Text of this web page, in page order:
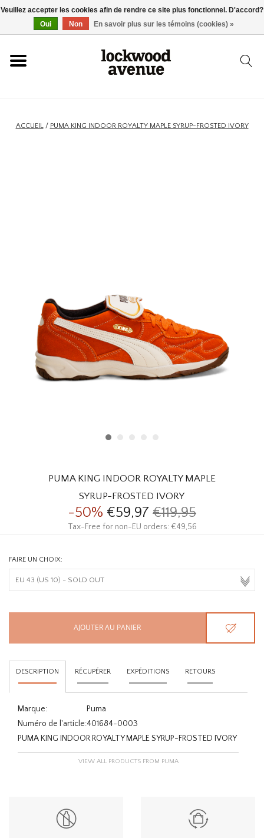
ACCUEIL
NOUVEAU
MARQUES
THE EDIT
ACCUEIL/ PUMA KING INDOOR ROYALTY MAPLE SYRUP-FROSTED IVORY
PUMA KING INDOOR ROYALTY MAPLE
SYRUP-FROSTED IVORY
-50% €59,97 €119,95
Tax-Free for non-EU orders: €49,56
FAIRE UN CHOIX:
AJOUTER AU PANIER
DESCRIPTION RÉCUPÉRER EXPÉDITIONS RETOURS
Marque:
Puma
Numéro de l'article:401684-0003
PUMA KING INDOOR ROYALTY MAPLE SYRUP-FROSTED IVORY
VIEW ALL PRODUCTS FROM PUMA
Veuillez accepter les cookies afin de rendre ce site plus fonctionnel. D'accord?
Oui
Non En savoir plus sur les témoins (cookies) »